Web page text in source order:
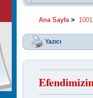
Ana Sayfa>
Yazıcı